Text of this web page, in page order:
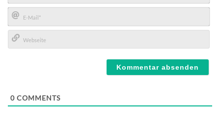
Name*
E-
Mail*
0 COMMENTS